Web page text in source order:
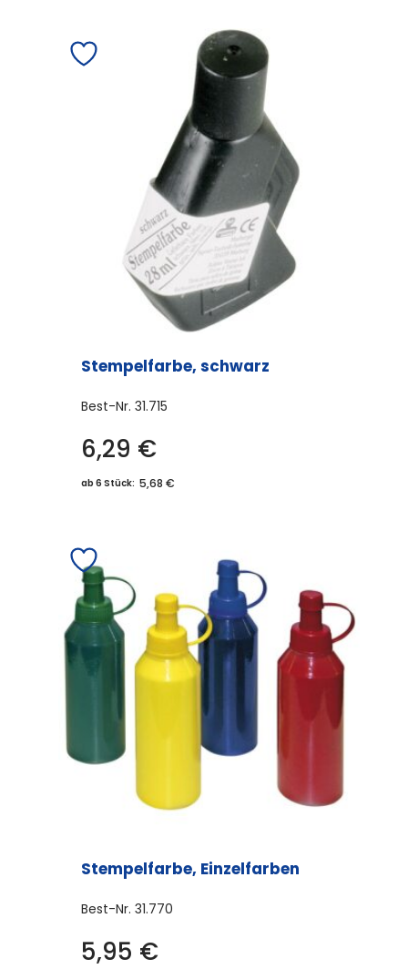
Stempelfarbe, schwarz
Best-Nr. 31.715
6,29 €
ab 6 Stück: 5,68 €
Stempelfarbe, Einzelfarben
Best-Nr. 31.770
5,95 €